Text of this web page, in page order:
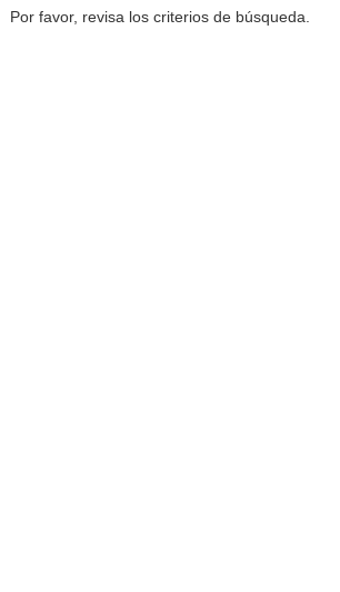
Por favor, revisa los criterios de búsqueda.